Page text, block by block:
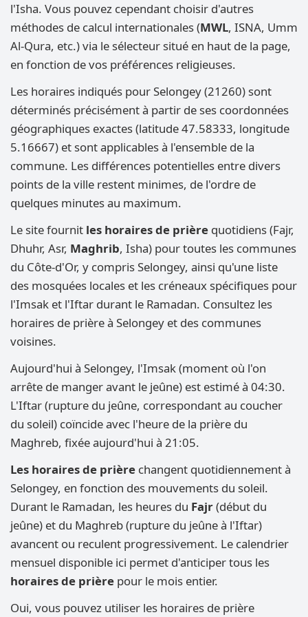
l'Isha. Vous pouvez cependant choisir d'autres
méthodes de calcul internationales (MWL, ISNA, Umm
Al-Qura, etc.) via le sélecteur situé en haut de la page,
en fonction de vos préférences religieuses.
Les horaires indiqués pour Selongey (21260) sont
déterminés précisément à partir de ses coordonnées
géographiques exactes (latitude 47.58333, longitude
5.16667) et sont applicables à l'ensemble de la
commune. Les différences potentielles entre divers
points de la ville restent minimes, de l'ordre de
quelques minutes au maximum.
Le site fournit les horaires de prière quotidiens (Fajr,
Dhuhr, Asr, Maghrib, Isha) pour toutes les communes
du Côte-d'Or, y compris Selongey, ainsi qu'une liste
des mosquées locales et les créneaux spécifiques pour
l'Imsak et l'Iftar durant le Ramadan. Consultez les
horaires de prière à Selongey et des communes
voisines.
Aujourd'hui à Selongey, l'Imsak (moment où l'on
arrête de manger avant le jeûne) est estimé à 04:30.
L'Iftar (rupture du jeûne, correspondant au coucher
du soleil) coïncide avec l'heure de la prière du
Maghreb, fixée aujourd'hui à 21:05.
Les horaires de prière changent quotidiennement à
Selongey, en fonction des mouvements du soleil.
Durant le Ramadan, les heures du Fajr(début du
jeûne) et du Maghreb (rupture du jeûne à l'Iftar)
avancent ou reculent progressivement. Le calendrier
mensuel disponible ici permet d'anticiper tous les
horaires de prière pour le mois entier.
Oui, vous pouvez utiliser les horaires de prière